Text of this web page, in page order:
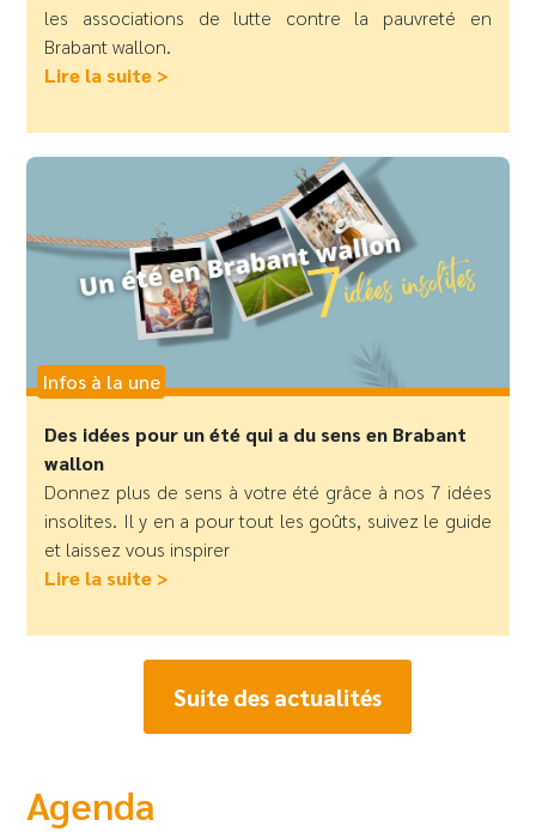
les associations de lutte contre la pauvreté en
Brabant wallon.
Lire la suite >
Infos à la une
Des idées pour un été qui a du sens en Brabant
wallon
Donnez plus de sens à votre été grâce à nos 7 idées
insolites. Il y en a pour tout les goûts, suivez le guide
et laissez vous inspirer
Lire la suite >
Suite des actualités
Agenda